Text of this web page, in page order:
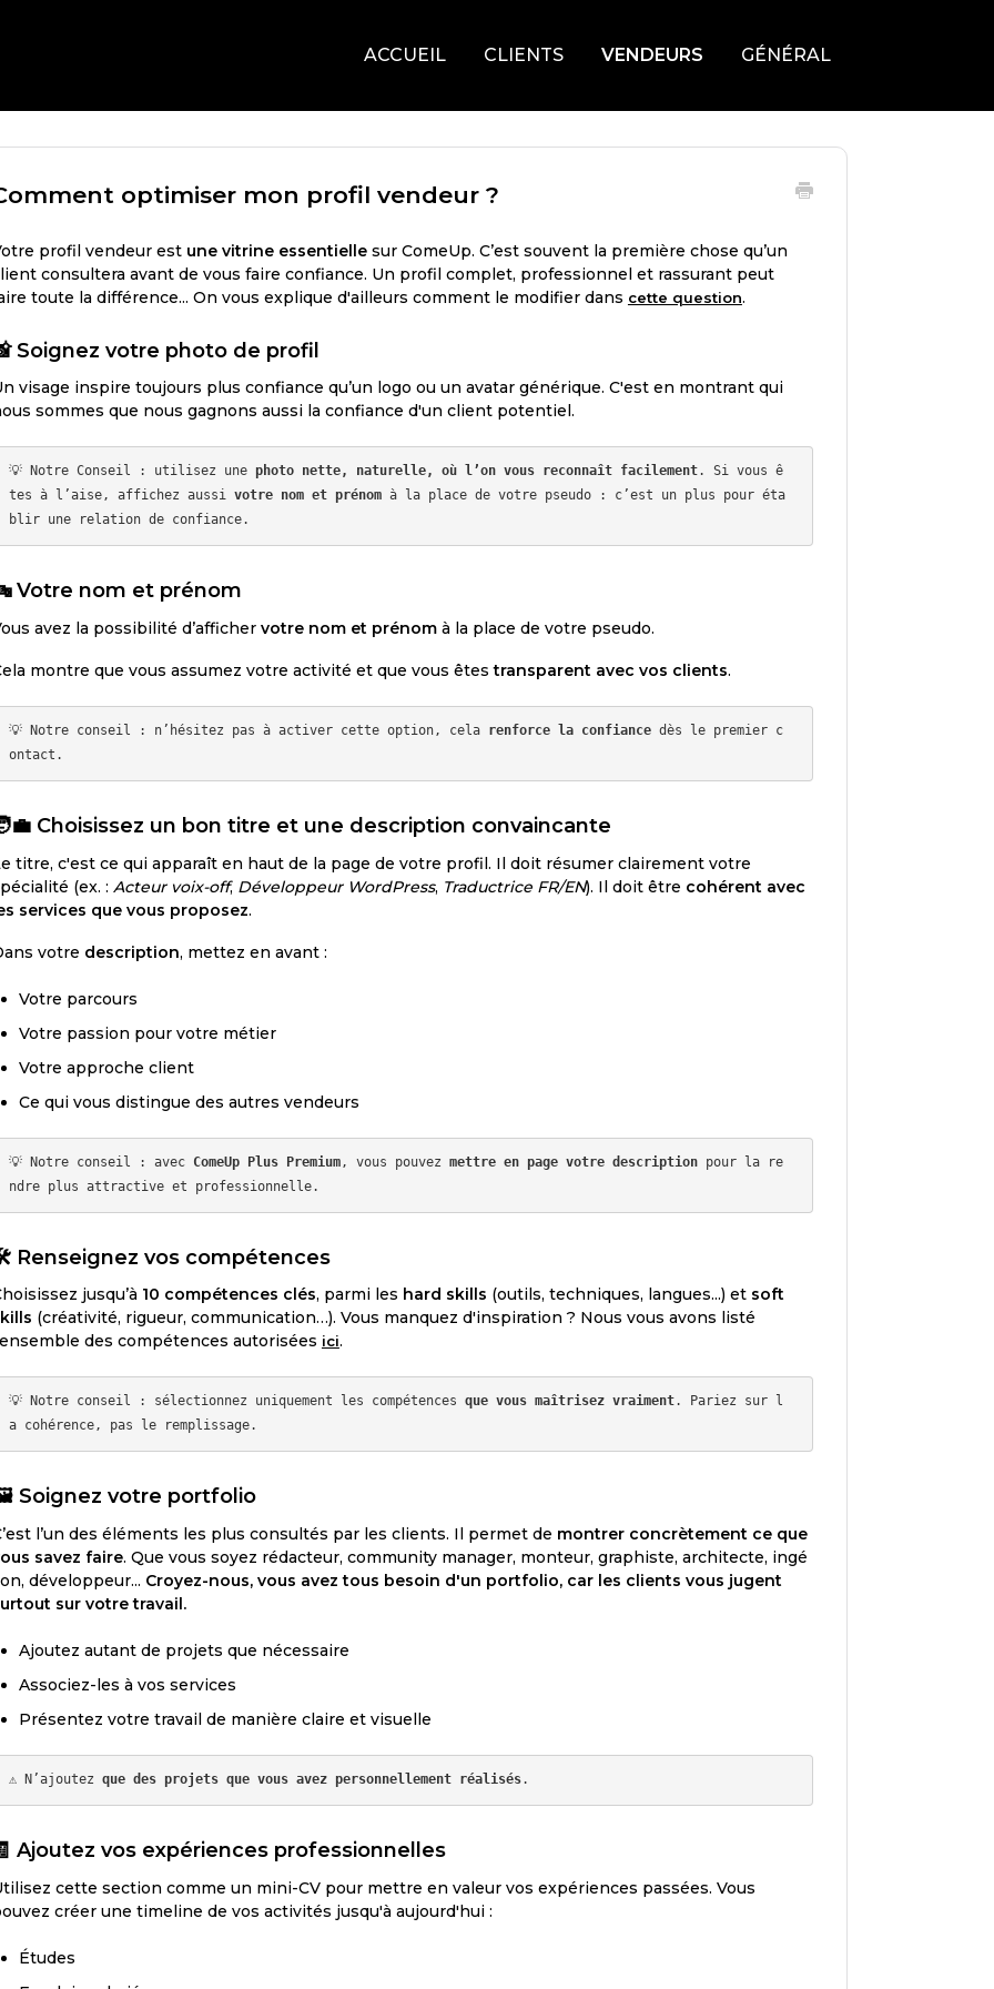
ACCUEIL CLIENTS VENDEURS GÉNÉRAL
optimiser mon profil vendeur ?
profil vendeur est une vitrine essentiellesur ComeUp. C’est souvent la première chose qu’un
consultera avant de vous faire confiance. Un profil complet, professionnel et rassurant peut
toute la différence... On vous explique d'ailleurs comment le modifier dans cette question.
Soignez votre photo de profil
visage inspire toujours plus confiance qu’un logo ou un avatar générique. C'est en montrant qui
sommes que nous gagnons aussi la confiance d'un client potentiel.
💡 Notre Conseil : utilisez une photo nette, naturelle, où l’on vous reconnaît facilement. Si vous ê
tes à l’aise, affichez aussi votre nom et prénom à la place de votre pseudo : c’est un plus pour éta
Votre nom et prénom
avez la possibilité d’afficher votre nom et prénomà la place de votre pseudo.
montre que vous assumez votre activité et que vous êtestransparent avec vos clients.
💡 Notre conseil : n’hésitez pas à activer cette option, cela renforce la confiance dès le premier c
Choisissez un bon titre et une description convaincante
titre, c'est ce qui apparaît en haut de la page de votre profil. Il doit résumer clairement votre
(ex. : Acteur voix-off, Développeur WordPress, Traductrice FR/EN). Il doit être cohérent avec
services que vous proposez.
votre description, mettez en avant :
Votre parcours
Votre passion pour votre métier
Votre approche client
Ce qui vous distingue des autres vendeurs
💡 Notre conseil : avec ComeUp Plus Premium, vous pouvez mettre en page votre description pour la re
Renseignez vos compétences
jusqu’à 10 compétences clés, parmi les hard skills (outils, techniques, langues...) et soft
(créativité, rigueur, communication…). Vous manquez d'inspiration ? Nous vous avons listé
des compétences autorisées ici.
💡 Notre conseil : sélectionnez uniquement les compétences que vous maîtrisez vraiment. Pariez sur l
Soignez votre portfolio
l’un des éléments les plus consultés par les clients. Il permet de montrer concrètement ce que
savez faire. Que vous soyez rédacteur, community manager, monteur, graphiste, architecte, ingé
développeur... Croyez-nous, vous avez tous besoin d'un portfolio, car les clients vous jugent
sur votre travail.
Ajoutez autant de projets que nécessaire
Associez-les à vos services
Présentez votre travail de manière claire et visuelle
⚠️ N’ajoutez que des projets que vous avez personnellement réalisés
Ajoutez vos expériences professionnelles
cette section comme un mini-CV pour mettre en valeur vos expériences passées. Vous
créer une timeline de vos activités jusqu'à aujourd'hui :
Études